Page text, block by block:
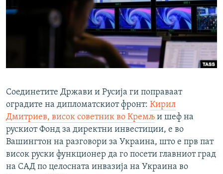
Соединетите Држави и Русија ги поправаат
оградите на дипломатскиот фронт: Кирил
Дмитриев, висок советник во Кремљ и шеф на
рускиот Фонд за директни инвестиции, е во
Вашингтон на разговори за Украина, што е прв пат
висок руски функционер да го посети главниот град
на САД по целосната инвазија на Украина во